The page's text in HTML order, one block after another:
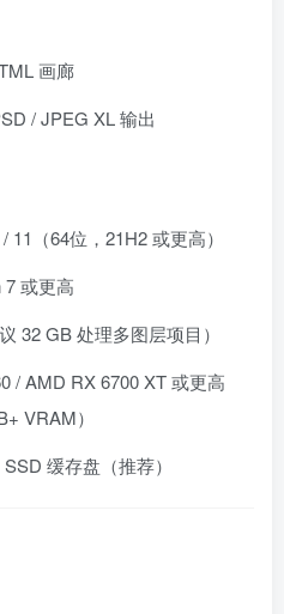
画廊
/ JPEG XL 输出
（64位，21H2 或更高）
或更高
32 GB 处理多图层项目）
/ AMD RX 6700 XT 或更高
VRAM）
缓存盘（推荐）